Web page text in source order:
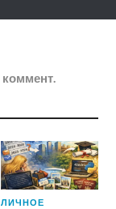
коммент.
ЛИЧНОЕ